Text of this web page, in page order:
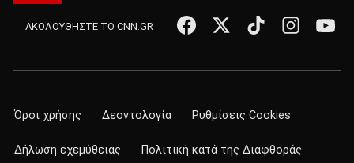
ΑΚΟΛΟΥΘΗΣΤΕ ΤΟ CNN.GR
Όροι χρήσης Δεοντολογία Ρυθμίσεις Cookies
Δήλωση εχεμύθειας Πολιτική κατά της Διαφθοράς